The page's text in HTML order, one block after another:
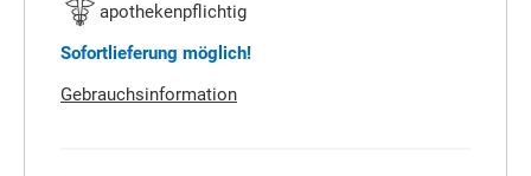
apothekenpflichtig
Sofortlieferung möglich!
Gebrauchsinformation